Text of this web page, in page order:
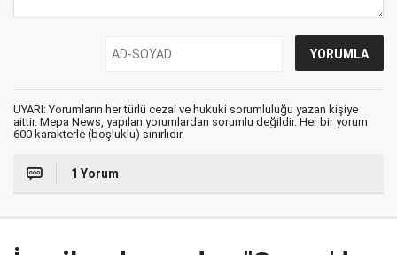
UYARI: Yorumların her türlü cezai ve hukuki sorumluluğu yazan kişiye
aittir. Mepa News, yapılan yorumlardan sorumlu değildir. Her bir yorum
600 karakterle (boşluklu) sınırlıdır.
1 Yorum